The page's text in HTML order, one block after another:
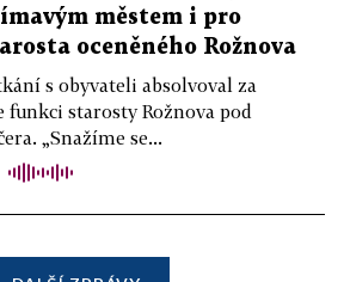
městem i pro
oceněného Rožnova
s obyvateli absolvoval za
starosty Rožnova pod
„Snažíme se...